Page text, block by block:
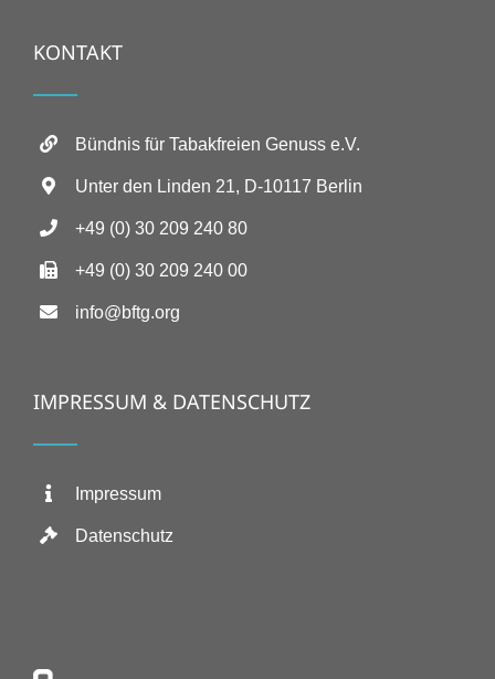
KONTAKT
Bündnis für Tabakfreien Genuss e.V.
Unter den Linden 21, D-10117 Berlin
+49 (0) 30 209 240 80
+49 (0) 30 209 240 00
info@bftg.org
IMPRESSUM & DATENSCHUTZ
Impressum
Datenschutz